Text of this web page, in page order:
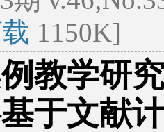
1150K]
教学研
于文献计